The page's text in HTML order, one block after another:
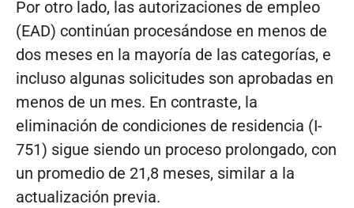
Por otro lado, las autorizaciones de empleo
(EAD) continúan procesándose en menos de
dos meses en la mayoría de las categorías, e
incluso algunas solicitudes son aprobadas en
menos de un mes. En contraste, la
eliminación de condiciones de residencia (I-
751) sigue siendo un proceso prolongado, con
un promedio de 21,8 meses, similar a la
actualización previa.